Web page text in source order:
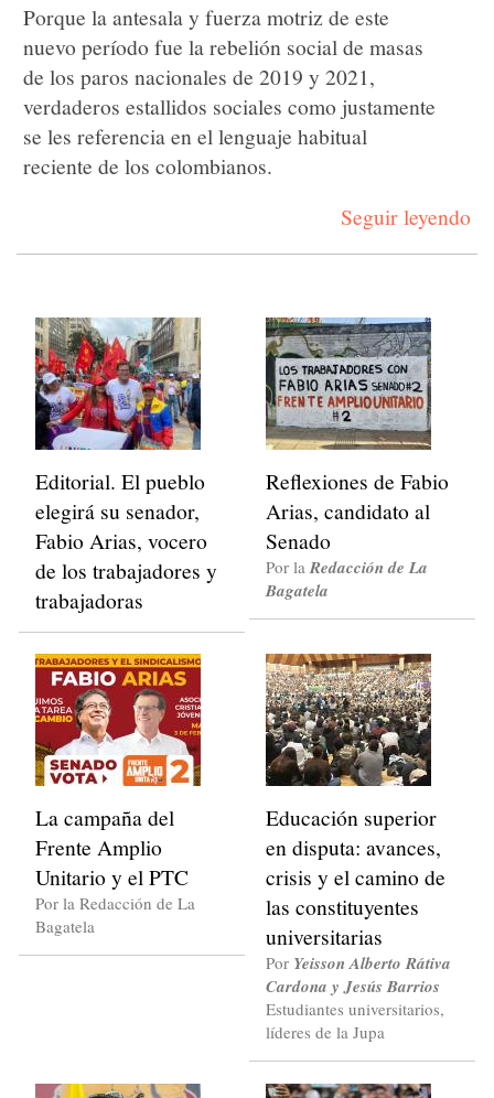
Porque la antesala y fuerza motriz de este
nuevo período fue la rebelión social de masas
de los paros nacionales de 2019 y 2021,
verdaderos estallidos sociales como justamente
se les referencia en el lenguaje habitual
reciente de los colombianos.
Seguir leyendo
Editorial. El pueblo
elegirá su senador,
Fabio Arias, vocero
de los trabajadores y
trabajadoras
Reflexiones de Fabio
Arias, candidato al
Senado
Por laRedacción de La
Bagatela
La campaña del
Frente Amplio
Unitario y el PTC
Por la Redacción de La
Bagatela
Educación superior
en disputa: avances,
crisis y el camino de
las constituyentes
universitarias
Por Yeisson Alberto Rátiva
Cardona y Jesús Barrios
Estudiantes universitarios,
líderes de la Jupa